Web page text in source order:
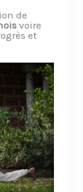
de
voire
et